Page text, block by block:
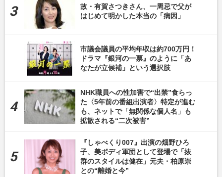
故・有賀さつきさん、一周忌で父が
はじめて明かした本当の「病因」
市議会議員の平均年収は約700万円！
ドラマ『銀河の一票』のように「あ
なたが立候補」という選択肢
NHK職員への性加害で“出禁”食らっ
た〈5年前の番組出演者〉特定が進む
も、ネットで「無関係な個人名」も
拡散される“二次被害”
『しゃべくり007』出演の畑野ひろ
子、美ボディ軍団として登場で「抜
群のスタイルは健在」元夫・柏原崇
との“離婚と今”